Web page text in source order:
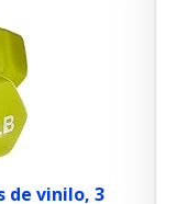
de vinilo, 3